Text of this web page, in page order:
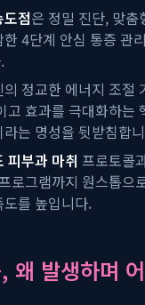
점은 정밀 진단, 맞춤
4단계 안심 통증 관
정교한 에너지 조절
고 효과를 극대화하는
라는 명성을 뒷받침합
피부과 마취 프로토콜
프로그램까지 원스톱으
를 높입니다.
왜 발생하며